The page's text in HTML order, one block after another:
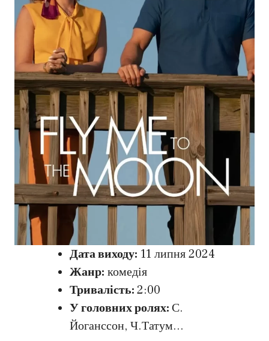
Дата виходу: 11 липня 2024
Жанр: комедія
Тривалість:2:00
У головних ролях:С.
Йоганссон, Ч.Татум…